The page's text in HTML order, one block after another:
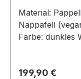
Material:
Nappafell (vegan) Maße: 45,7 cm x
Farbe: dunkles
Moderne. Diese
Regulärer Preis:
199,90 €